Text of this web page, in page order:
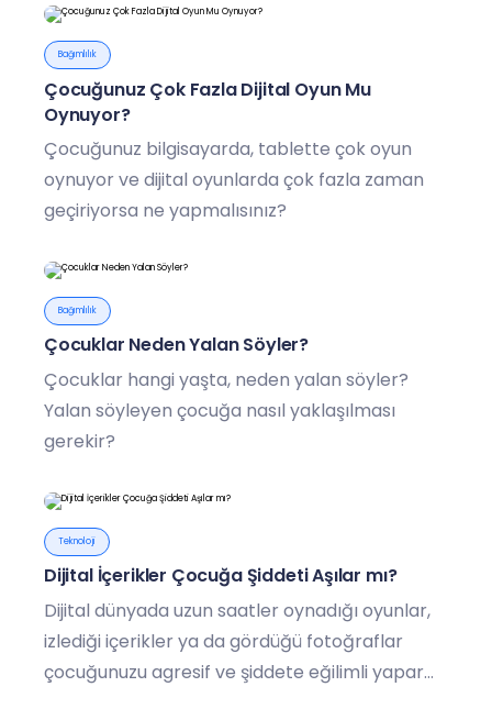
Bağımlılık
Çocuğunuz Çok Fazla Dijital Oyun Mu
Oynuyor?
Çocuğunuz bilgisayarda, tablette çok oyun
oynuyor ve dijital oyunlarda çok fazla zaman
geçiriyorsa ne yapmalısınız?
Bağımlılık
Çocuklar Neden Yalan Söyler?
Çocuklar hangi yaşta, neden yalan söyler?
Yalan söyleyen çocuğa nasıl yaklaşılması
gerekir?
Teknoloji
Dijital İçerikler Çocuğa Şiddeti Aşılar mı?
Dijital dünyada uzun saatler oynadığı oyunlar,
izlediği içerikler ya da gördüğü fotoğraflar
çocuğunuzu agresif ve şiddete eğilimli yapar